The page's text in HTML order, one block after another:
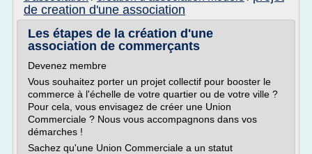
de creation d'une association
Les étapes de la création d'une
association de commerçants
Devenez membre
Vous souhaitez porter un projet collectif pour booster le
commerce à l'échelle de votre quartier ou de votre ville ?
Pour cela, vous envisagez de créer une Union
Commerciale ? Nous vous accompagnons dans vos
démarches !
Sachez qu'une Union Commerciale a un statut